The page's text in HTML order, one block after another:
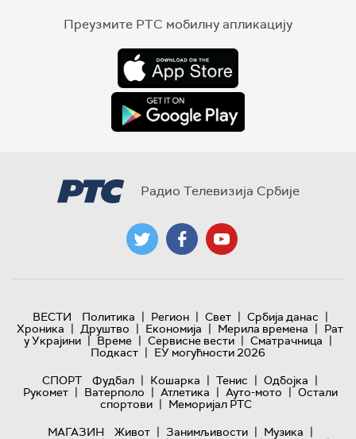
Преузмите РТС мобилну апликацију
Радио Телевизија Србије
ВЕСТИ Политика | Регион | Свет | Србија данас |
Хроника | Друштво | Економија | Мерила времена | Рат
у Украјини | Време | Сервисне вести | Сматрачница |
Подкаст | ЕУ могућности 2026
СПОРТ
Фудбал | Кошарка | Тенис | Одбојка |
Рукомет | Ватерполо | Атлетика | Ауто-мото | Остали
спортови | Меморијал РТС
МАГАЗИН
Живот | Занимљивости | Музика |